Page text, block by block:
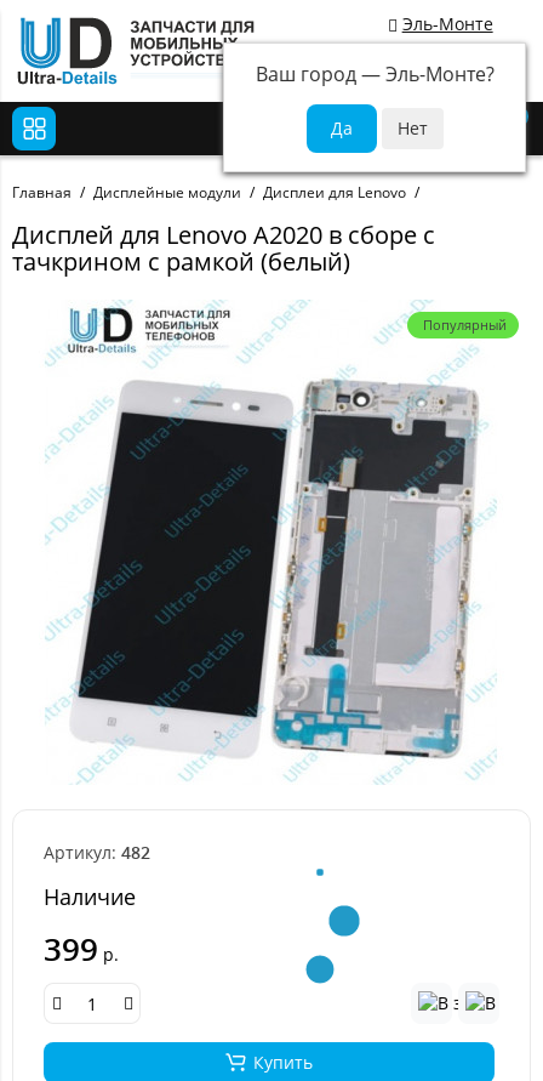
Эль-Монте
Ваш город —Эль-Монте?
Главная Дисплейные модули Дисплеи для Lenovo
Дисплей для Lenovo A2020 в сборе с
тачкрином с рамкой (белый)
Популярный
Артикул: 482
Наличие
399 р.
Купить